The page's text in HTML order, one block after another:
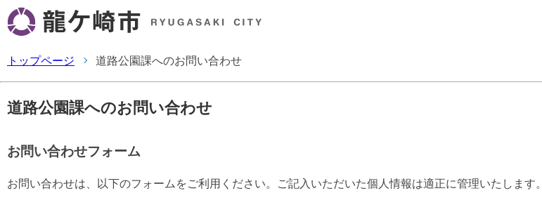
トップページ 道路公園課へのお問い合わせ
道路公園課へのお問い合わせ
お問い合わせフォーム
お問い合わせは、以下のフォームをご利用ください。ご記入いただいた個人情報は適正に管理いたします。